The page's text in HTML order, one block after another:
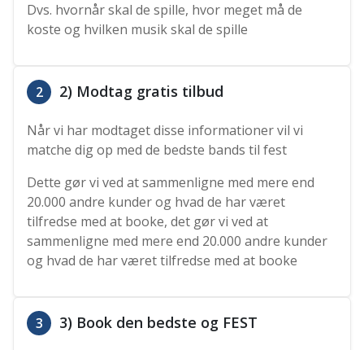
Dvs. hvornår skal de spille, hvor meget må de
koste og hvilken musik skal de spille
2 2) Modtag gratis tilbud
Når vi har modtaget disse informationer vil vi
matche dig op med de bedste bands til fest
Dette gør vi ved at sammenligne med mere end
20.000 andre kunder og hvad de har været
tilfredse med at booke, det gør vi ved at
sammenligne med mere end 20.000 andre kunder
og hvad de har været tilfredse med at booke
3 3) Book den bedste og FEST